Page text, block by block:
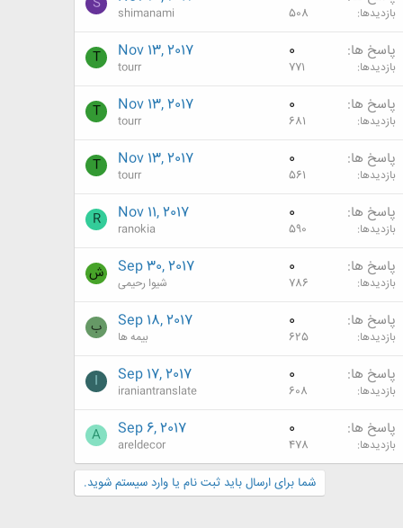
بازدیدها 508
shimanami
پاسخ ها 0
بازدیدها 771
Nov 13, 2017
tourr
T
پاسخ ها 0
بازدیدها 681
Nov 13, 2017
tourr
T
پاسخ ها 0
بازدیدها 561
Nov 13, 2017
tourr
T
پاسخ ها 0
بازدیدها 590
Nov 11, 2017
ranokia
R
پاسخ ها 0
بازدیدها 786
Sep 30, 2017
شیوا رحیمی ش
پاسخ ها 0
بازدیدها 625
Sep 18, 2017
بیمه ها ب
پاسخ ها 0
بازدیدها 608
Sep 17, 2017
iraniantranslate
I
پاسخ ها 0
بازدیدها 478
Sep 6, 2017
areldecor
A
شما برای ارسال باید ثبت نام یا وارد سیستم شوید.